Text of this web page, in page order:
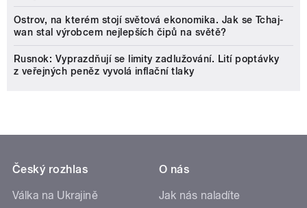
Ostrov, na kterém stojí světová ekonomika. Jak se Tchaj-
wan stal výrobcem nejlepších čipů na světě?
Rusnok: Vyprazdňují se limity zadlužování. Lití poptávky
z veřejných peněz vyvolá inflační tlaky
Český rozhlas
Válka na Ukrajině
O nás
Jak nás naladíte